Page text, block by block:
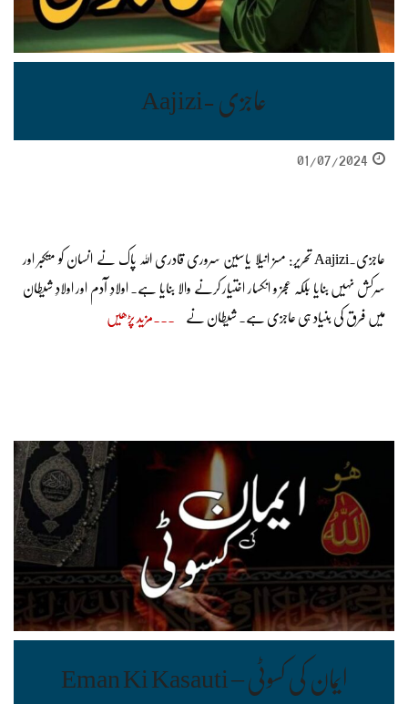
عاجزی -Aajizi
01/07/2024
عاجزی۔Aajizi تحریر: مسز انیلا یاسین سروری قادری اللہ پاک نے انسان کو متکبر اور
سرکش نہیں بنایا بلکہ عجز و انکسار اختیار کرنے والا بنایا ہے۔ اولادِ آدم اور اولادِ شیطان
میں فرق کی بنیاد ہی عاجزی ہے۔ شیطان نے مزید پڑھیں
ایمان کی کسوٹی – Eman Ki Kasauti